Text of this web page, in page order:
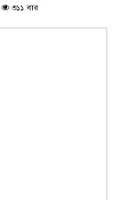
৩১১ বার